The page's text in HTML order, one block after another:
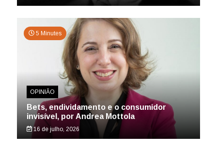
5 Minutes
OPINIÃO
Bets, endividamento e o consumidor
invisível, por Andrea Mottola
16 de julho, 2026